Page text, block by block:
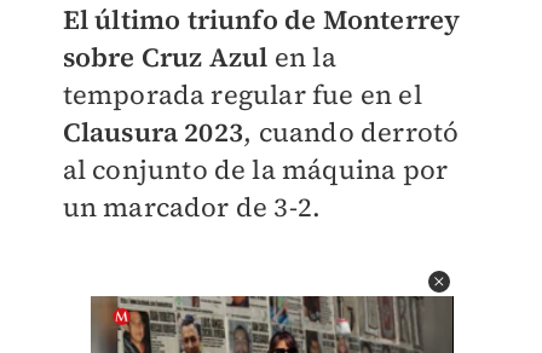
El último triunfo de Monterrey
sobre Cruz Azul en la
temporada regular fue en el
Clausura 2023, cuando derrotó
al conjunto de la máquina por
un marcador de 3-2.